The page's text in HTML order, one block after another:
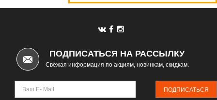
ПОДПИСАТЬСЯ НА РАССЫЛКУ
Свежая информация по акциям, новинкам, скидкам.
ПОДПИСАТЬСЯ